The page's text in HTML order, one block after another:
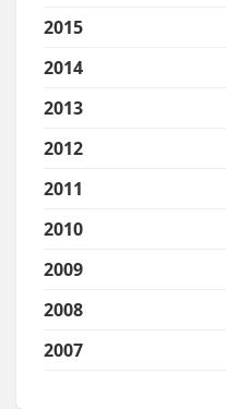
2015
2014
2013
2012
2011
2010
2009
2008
2007